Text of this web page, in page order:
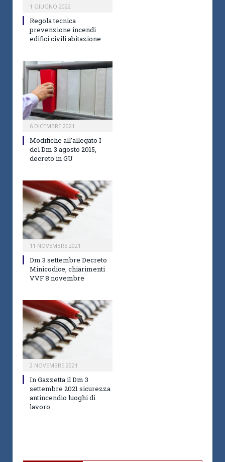
1 GIUGNO 2022
Regola tecnica
prevenzione incendi
edifici civili abitazione
6 DICEMBRE 2021
Modifiche all’allegato I
del Dm 3 agosto 2015,
decreto in GU
11 NOVEMBRE 2021
Dm 3 settembre Decreto
Minicodice, chiarimenti
VVF 8 novembre
2 NOVEMBRE 2021
In Gazzetta il Dm 3
settembre 2021 sicurezza
antincendio luoghi di
lavoro